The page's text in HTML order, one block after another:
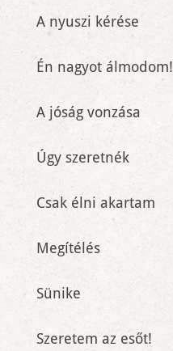
A nyuszi kérése
Én nagyot álmodom!
A jóság vonzása
Úgy szeretnék
Csak élni akartam
Megítélés
Sünike
Szeretem az esőt!